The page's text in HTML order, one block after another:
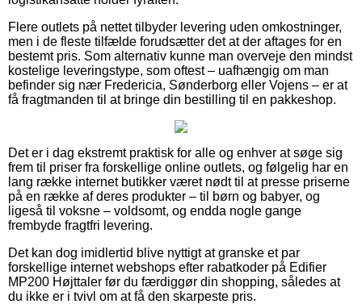
Flere outlets på nettet tilbyder levering uden omkostninger,
men i de fleste tilfælde forudsætter det at der aftages for en
bestemt pris. Som alternativ kunne man overveje den mindst
kostelige leveringstype, som oftest – uafhængig om man
befinder sig nær Fredericia, Sønderborg eller Vojens – er at
få fragtmanden til at bringe din bestilling til en pakkeshop.
Det er i dag ekstremt praktisk for alle og enhver at søge sig
frem til priser fra forskellige online outlets, og følgelig har en
lang række internet butikker været nødt til at presse priserne
på en række af deres produkter – til børn og babyer, og
ligeså til voksne – voldsomt, og endda nogle gange
frembyde fragtfri levering.
Det kan dog imidlertid blive nyttigt at granske et par
forskellige internet webshops efter rabatkoder på Edifier
MP200 Højttaler før du færdiggør din shopping, således at
du ikke er i tvivl om at få den skarpeste pris.